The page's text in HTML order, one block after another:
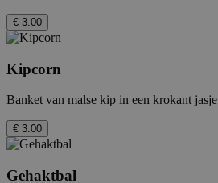
€ 3.00
Kipcorn
Banket van malse kip in een krokant jasje
€ 3.00
Gehaktbal